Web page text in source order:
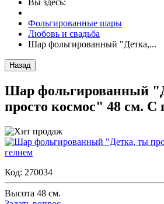
Вы здесь:
Фольгированные шары
Любовь и свадьба
Шар фольгированный "Детка,...
Назад
Шар фольгированный
просто космос" 48 см. С
Код: 270034
Высота 48 см.